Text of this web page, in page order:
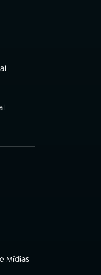
Mídias